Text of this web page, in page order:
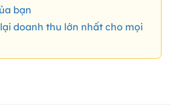
bạn
doanh thu lớn nhất cho mọi